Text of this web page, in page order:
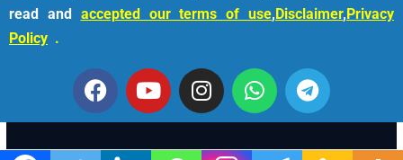
read and accepted our terms of use,Disclaimer,Privacy
Policy .